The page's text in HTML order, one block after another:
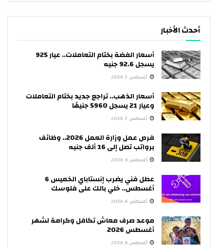
أحدث الأخبار
أسعار الفضة بختام التعاملات.. عيار 925
يسجل 92.6 جنيه
أغسطس 7, 2026
أسعار الذهب.. تراجع جديد بختام التعاملات
وعيار 21 يسجل 5960 جنيهًا
أغسطس 7, 2026
فرص عمل وزارة العمل 2026.. وظائف
برواتب تصل إلى 16 ألف جنيه
أغسطس 6, 2026
عطل فني يضرب إنستاباي الخميس 6
أغسطس.. خلي بالك على فلوسك
أغسطس 6, 2026
موعد صرف معاش تكافل وكرامة لشهر
أغسطس 2026
أغسطس 6, 2026